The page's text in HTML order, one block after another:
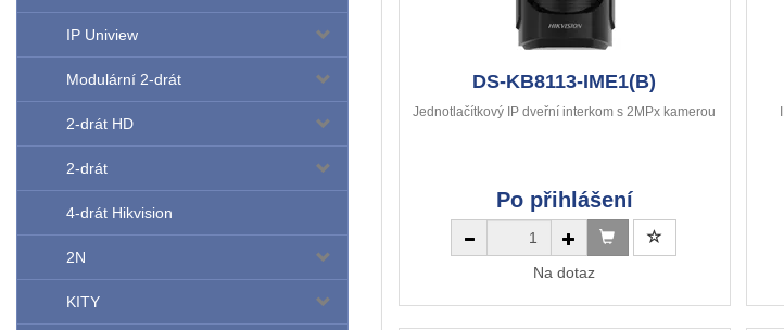
IP Uniview
Modulární 2-drát
2-drát HD
2-drát
4-drát Hikvision
2N
KITY
DS-KB8113-IME1(B)
Jednotlačítkový IP dveřní interkom s 2MPx kamerou
Po přihlášení
Na dotaz